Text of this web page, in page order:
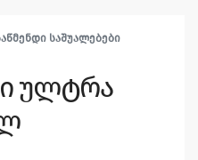
ᲡᲐᲨᲣᲐᲚᲔᲑᲔᲑᲘ
ულტრა